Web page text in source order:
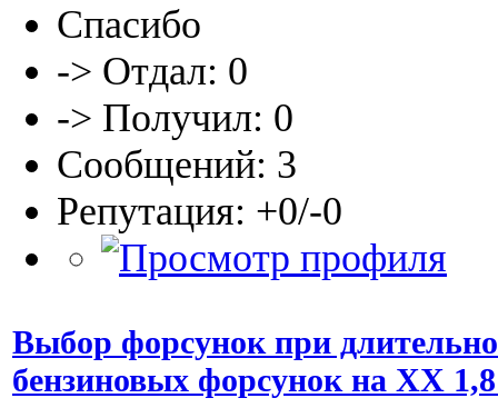
Спасибо
-> Отдал: 0
-> Получил: 0
Сообщений: 3
Репутация: +0/-0
Выбор форсунок при
бензиновых форсунок на ХХ